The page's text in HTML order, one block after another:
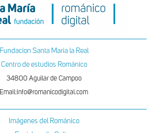
Fundacion Santa Maria la Real
Centro de estudios Románico
34800 Aguilar de Campoo
Email:info@romanicodigital.com
Imágenes del Románico